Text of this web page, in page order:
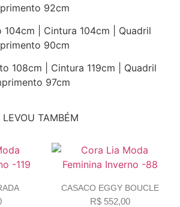
92cm
104cm | Cintura 104cm | Quadril
90cm
108cm | Cintura 119cm | Quadril
97cm
TAMBÉM
CASACO EGGY BOUCLE
R$552,00